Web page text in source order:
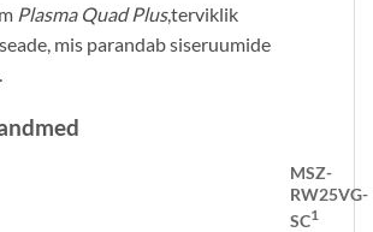
Plasma Quad Plus,terviklik
mis parandab siseruumide
MSZ-
RW25VG-
SC1